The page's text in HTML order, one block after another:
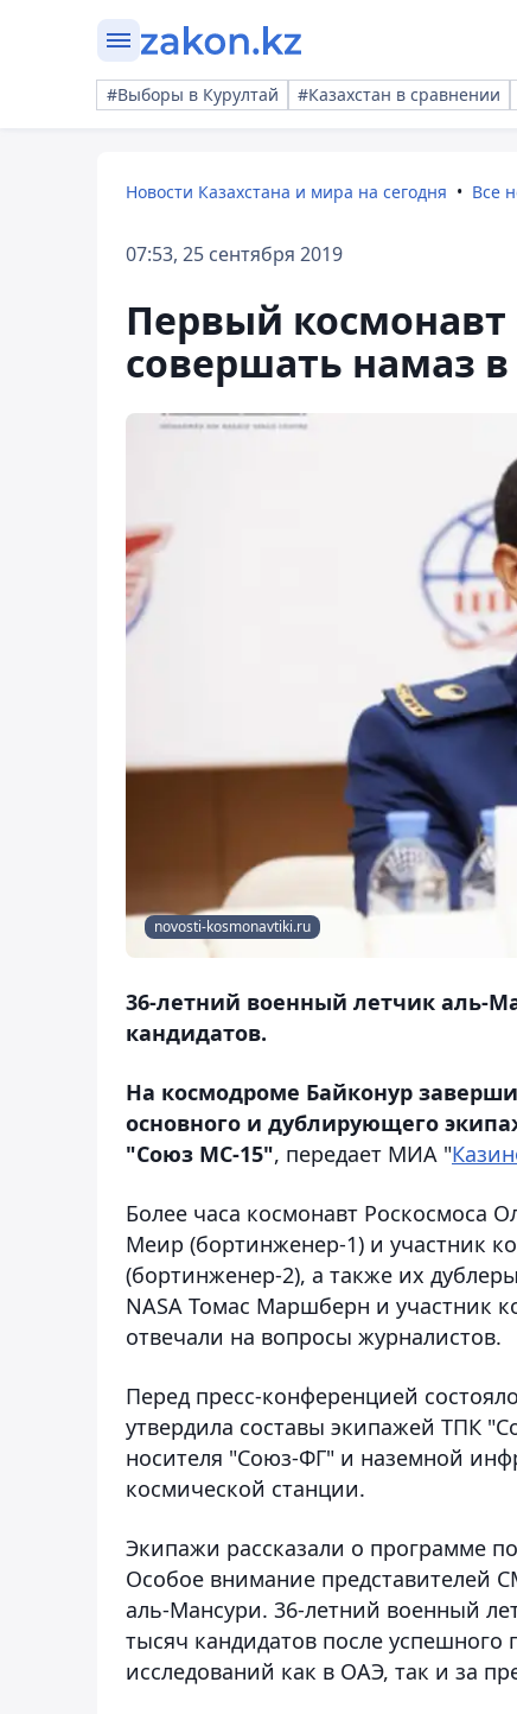
#Выборы в Курултай #Казахстан в сравнении
Новости Казахстана и мира на сегодня Все
07:53, 25 сентября 2019
Первый космонавт
совершать намаз в
novosti-kosmonavtiki.ru
36-летний военный летчик аль-
кандидатов.
На космодроме Байконур
основного и дублирующего
"Союз МС-15", передает МИА "
Более часа космонавт Роскосмоса
Меир (бортинженер-1) и участник
(бортинженер-2), а также их
NASA Томас Маршберн и участник
отвечали на вопросы журналистов.
Перед пресс-конференцией
утвердила составы экипажей ТПК
носителя "Союз-ФГ" и наземной
космической станции.
Экипажи рассказали о программе
Особое внимание представителей
аль-Мансури. 36-летний военный
тысяч кандидатов после
исследований как в ОАЭ, так и за